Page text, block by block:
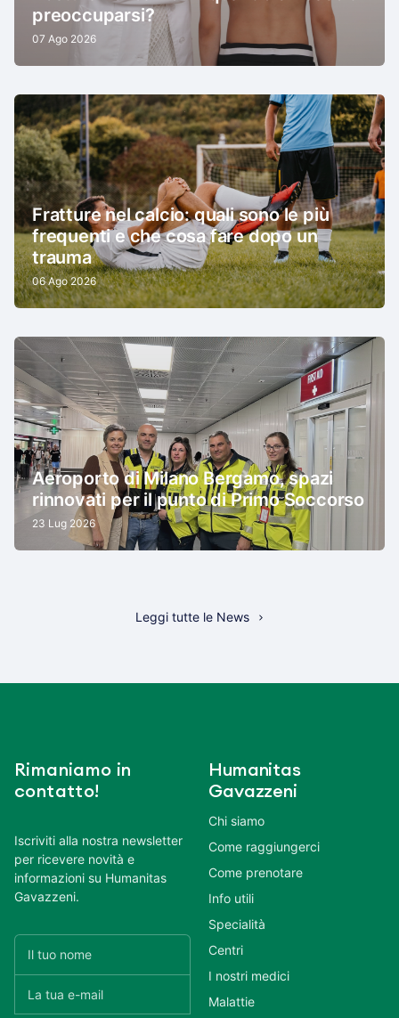
preoccuparsi?
07 Ago 2026
Fratture nel calcio: quali sono le più
frequenti e che cosa fare dopo un
trauma
06 Ago 2026
Aeroporto di Milano Bergamo, spazi
rinnovati per il punto di Primo Soccorso
23 Lug 2026
Leggi tutte le News
Rimaniamo in
contatto!
Iscriviti alla nostra newsletter
per ricevere novità e
informazioni su Humanitas
Gavazzeni.
Humanitas
Gavazzeni
Chi siamo
Come raggiungerci
Come prenotare
Info utili
Specialità
Centri
I nostri medici
Malattie